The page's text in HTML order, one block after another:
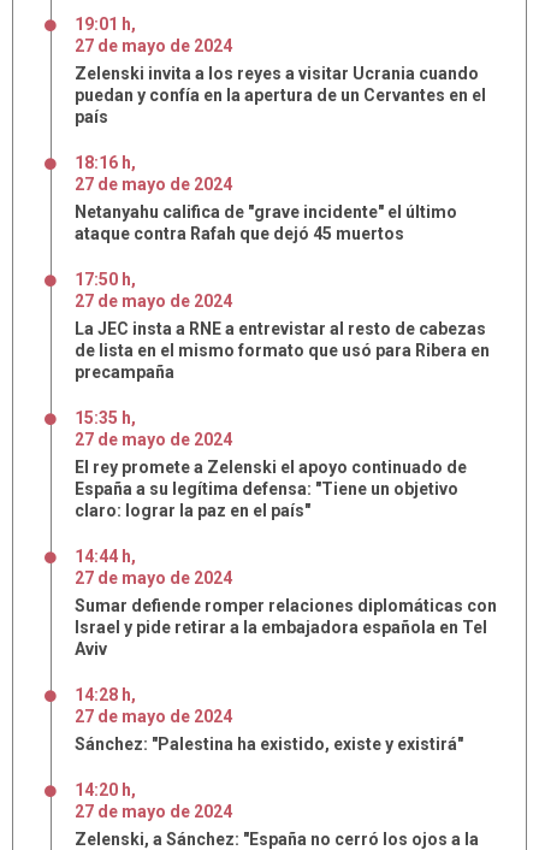
19:01 h,
27 de mayo de 2024
Zelenski invita a los reyes a visitar Ucrania cuando
puedan y confía en la apertura de un Cervantes en el
país
18:16 h,
27 de mayo de 2024
Netanyahu califica de "grave incidente" el último
ataque contra Rafah que dejó 45 muertos
17:50 h,
27 de mayo de 2024
La JEC insta a RNE a entrevistar al resto de cabezas
de lista en el mismo formato que usó para Ribera en
precampaña
15:35 h,
27 de mayo de 2024
El rey promete a Zelenski el apoyo continuado de
España a su legítima defensa: "Tiene un objetivo
claro: lograr la paz en el país"
14:44 h,
27 de mayo de 2024
Sumar defiende romper relaciones diplomáticas con
Israel y pide retirar a la embajadora española en Tel
Aviv
14:28 h,
27 de mayo de 2024
Sánchez: "Palestina ha existido, existe y existirá"
14:20 h,
27 de mayo de 2024
Zelenski, a Sánchez: "España no cerró los ojos a la